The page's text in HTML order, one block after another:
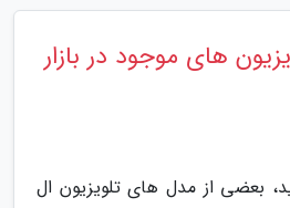
های موجود در بازار
بعضی از مدل های تلویزیون ال